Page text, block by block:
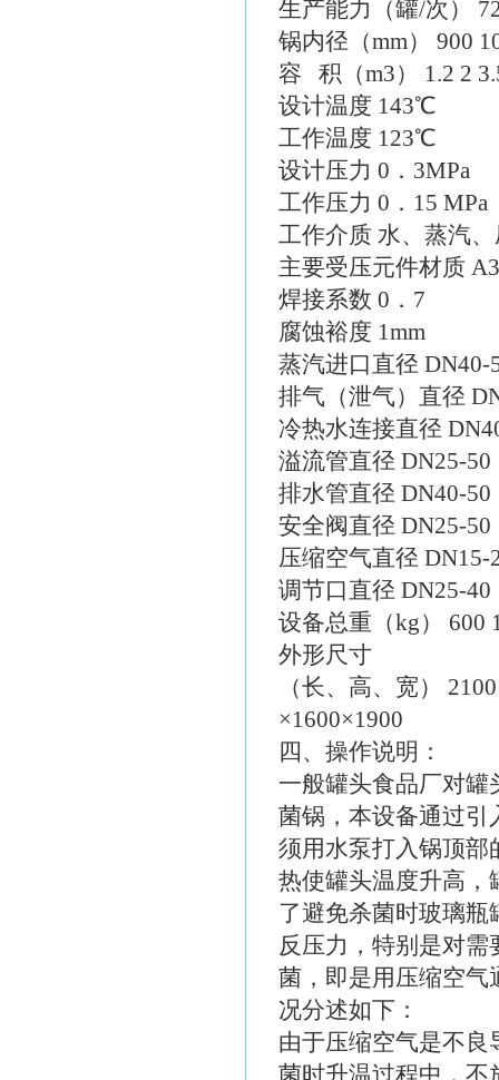
生产能力（罐/次）
锅内径（mm） 900
容 积（m3） 1.2 2
设计温度 143℃
工作温度 123℃
设计压力 0．3MPa
工作压力 0．15 MPa
工作介质 水、蒸汽
主要受压元件材质 A3
焊接系数 0．7
腐蚀裕度 1mm
蒸汽进口直径 DN40-
排气（泄气）直径
冷热水连接直径
溢流管直径 DN25-50
排水管直径 DN40-50
安全阀直径 DN25-50
压缩空气直径 DN15-
调节口直径 DN25-40
设备总重（kg） 600
外形尺寸
（长、高、宽）
×1600×1900
四、操作说明：
一般罐头食品厂对罐
菌锅，本设备通过引
须用水泵打入锅顶部
热使罐头温度升高，
了避免杀菌时玻璃瓶
反压力，特别是对
菌，即是用压缩空气
况分述如下：
由于压缩空气是不良
菌时升温过程中，不